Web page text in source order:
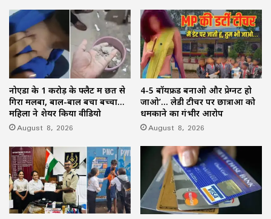
नोएडा के 1 करोड़ के फ्लैट में छत से
गिरा मलबा, बाल-बाल बचा बच्चा…
महिला ने शेयर किया वीडियो
August 8, 2026
4-5 बॉयफ्रेंड बनाओ और प्रेग्नेंट हो
जाओ’… लेडी टीचर पर छात्राओं को
धमकाने का गंभीर आरोप
August 8, 2026